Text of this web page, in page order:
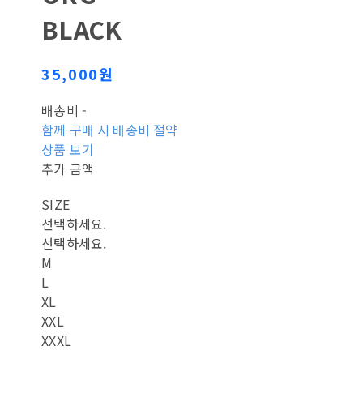
BLACK
35,000원
배송비 -
함께 구매 시 배송비 절약
상품 보기
추가 금액
SIZE
선택하세요.
선택하세요.
M
L
XL
XXL
XXXL